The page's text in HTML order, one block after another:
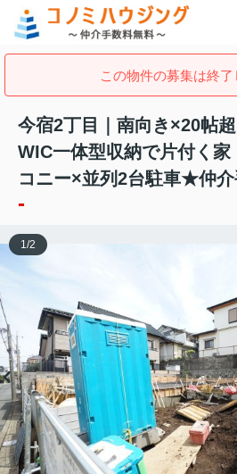
この物件の募集は終了
今宿2丁目｜南向き×20帖
WIC一体型収納で片付く家
コニー×並列2台駐車★仲
-
1/2